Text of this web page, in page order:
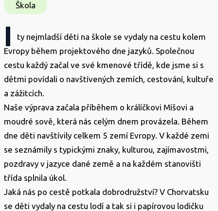
Škola
I
ty nejmladší děti na škole se vydaly na cestu kolem
Evropy během projektového dne jazyků. Společnou
cestu každý začal ve své kmenové třídě, kde jsme si s
dětmi povídali o navštívených zemích, cestování, kultuře
a zážitcích.
Naše výprava začala příběhem o králíčkovi Míšovi a
moudré sově, která nás celým dnem provázela. Během
dne děti navštívily celkem 5 zemí Evropy. V každé zemi
se seznámily s typickými znaky, kulturou, zajímavostmi,
pozdravy v jazyce dané země a na každém stanovišti
třída splnila úkol.
Jaká nás po cestě potkala dobrodružství? V Chorvatsku
se děti vydaly na cestu lodí a tak si i papírovou lodičku